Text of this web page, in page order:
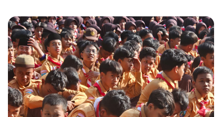
Seluruh rangkaian upacara dilaksanakan
menggunakan Bahasa Arab sebagai bagian dari
program pembiasaan berbahasa asing yang terus
dikembangkan oleh madrasah guna meningkatkan
kemampuan komunikasi peserta didik. Upacara
berlangsung dengan tertib, khidmat, dan penuh
semangat, […]